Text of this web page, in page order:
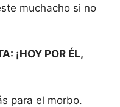
muchacho si no
¡HOY POR ÉL,
para el morbo.